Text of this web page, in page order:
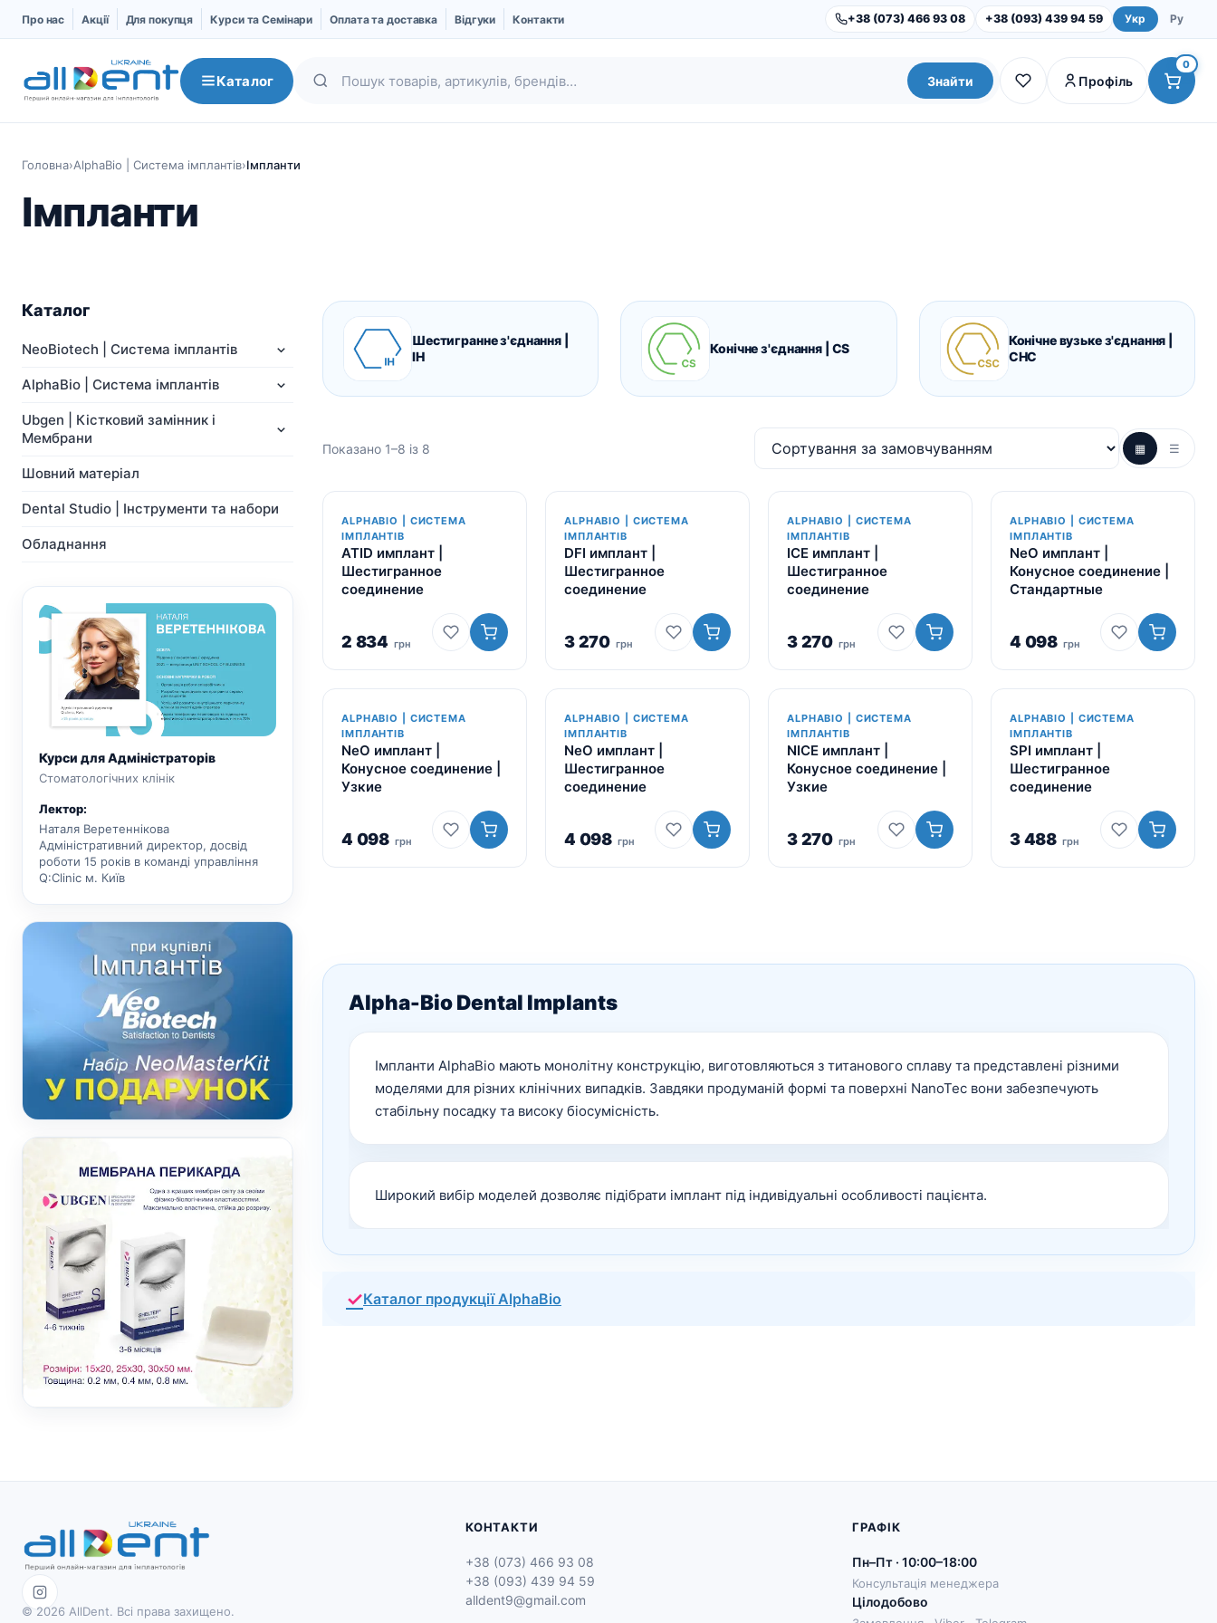
Про нас Акції Для покупця Курси та Семінари Оплата та доставка Відгуки Контакти +38 (073) 466 93 08 +38 (093) 439 94 59 Укр Ру
Каталог
NeoBiotech | Система
імплантів
Про компанію
Імпланти
Ортопедія
Система Мульти-Юніт
CAD/CAM
AlphaBio | Система
Імпланти
Система Мульти-Юніт
Хірургічні свердла
Показати всі
Ubgen | Кістковий
Шовний матеріал
Dental Studio |
Інструменти та набори
Обладнання
Знайти Профіль
0
Головна›AlphaBio | Система імплантів›Імпланти
Імпланти
Каталог
NeoBiotech | Система імплантів
AlphaBio | Система імплантів
Ubgen | Кістковий замінник і
Мембрани
Шовний матеріал
Dental Studio | Інструменти та набори
Обладнання
Курси для Адміністраторів
Стоматологічних клінік
Лектор:
Наталя Веретеннікова
Адміністративний директор, досвід
роботи 15 років в команді управління
Q:Clinic м. Київ
Шестигранне з'єднання |
IH
Конічне з'єднання | CS
Конічне вузьке з'єднання |
CHC
Показано 1–8 із 8 ▦ ☰
ALPHABIO | СИСТЕМА
ІМПЛАНТІВ
ATID имплант |
Шестигранное
соединение
2 834 грн
ALPHABIO | СИСТЕМА
ІМПЛАНТІВ
DFI имплант |
Шестигранное
соединение
3 270 грн
ALPHABIO | СИСТЕМА
ІМПЛАНТІВ
ICE имплант |
Шестигранное
соединение
3 270 грн
ALPHABIO | СИСТЕМА
ІМПЛАНТІВ
NeO имплант |
Конусное соединение |
Стандартные
4 098 грн
ALPHABIO | СИСТЕМА
ІМПЛАНТІВ
NeO имплант |
Конусное соединение |
Узкие
4 098 грн
ALPHABIO | СИСТЕМА
ІМПЛАНТІВ
NeO имплант |
Шестигранное
соединение
4 098 грн
ALPHABIO | СИСТЕМА
ІМПЛАНТІВ
NICE имплант |
Конусное соединение |
Узкие
3 270 грн
ALPHABIO | СИСТЕМА
ІМПЛАНТІВ
SPI имплант |
Шестигранное
соединение
3 488 грн
Alpha-Bio Dental Implants
Імпланти AlphaBio мають монолітну конструкцію, виготовляються з титанового сплаву та представлені різними
моделями для різних клінічних випадків. Завдяки продуманій формі та поверхні NanoTec вони забезпечують
стабільну посадку та високу біосумісність.
Широкий вибір моделей дозволяє підібрати імплант під індивідуальні особливості пацієнта.
✓Каталог продукції AlphaBio
© 2026 AllDent. Всі права захищено.
КОНТАКТИ
+38 (073) 466 93 08
+38 (093) 439 94 59
alldent9@gmail.com
ГРАФІК
Пн–Пт · 10:00–18:00
Консультація менеджера
Цілодобово